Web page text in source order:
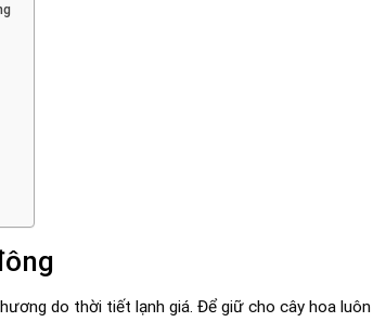
do thời tiết lạnh giá. Để giữ cho cây hoa